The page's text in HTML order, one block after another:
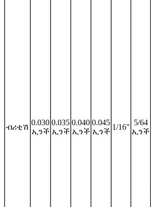
ብሪቲሽ
0.030
ኢንች
0.035
ኢንች
0.040
ኢንች
0.045
ኢንች
1/16"
5/64
ኢንች